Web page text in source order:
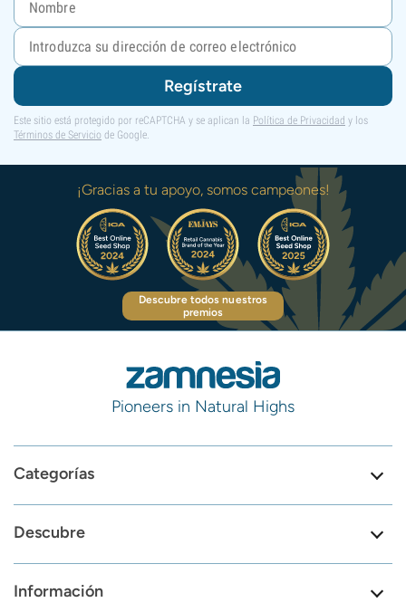
Regístrate
Este sitio está protegido por reCAPTCHA y se aplican la Política de Privacidad y los
Términos de Servicio de Google.
¡Gracias a tu apoyo, somos campeones!
Descubre todos nuestros
premios
Pioneers in Natural Highs
Categorías
Descubre
Información